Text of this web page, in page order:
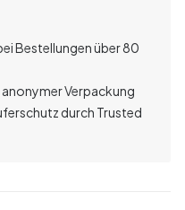
Bestellungen über 80
Verpackung
durch Trusted